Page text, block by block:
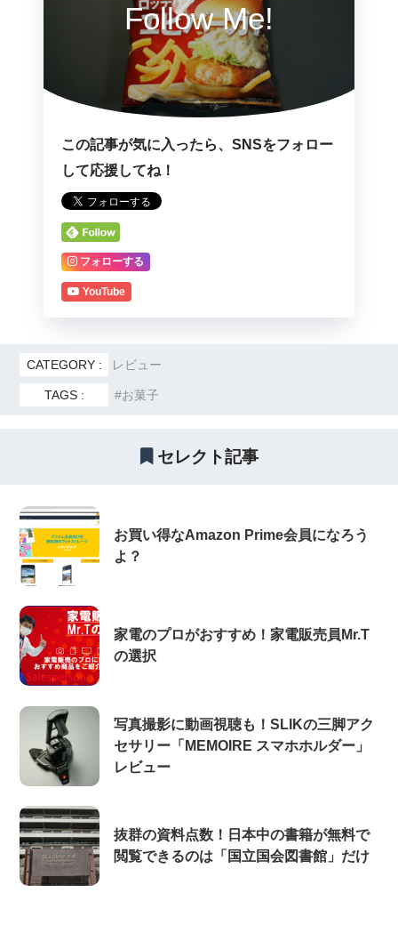
Follow Me!
この記事が気に入ったら、SNSをフォロー
して応援してね！
フォローする
YouTube
CATEGORY : レビュー
TAGS : お菓子
セレクト記事
お買い得なAmazon Prime会員になろう
よ？
家電のプロがおすすめ！家電販売員Mr.T
の選択
写真撮影に動画視聴も！SLIKの三脚アク
セサリー「MEMOIRE スマホホルダー」
レビュー
抜群の資料点数！日本中の書籍が無料で
閲覧できるのは「国立国会図書館」だけ